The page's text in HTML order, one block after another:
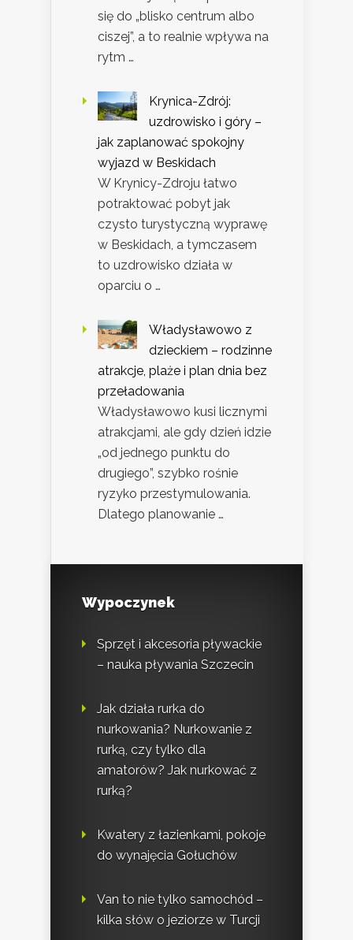
się do „blisko centrum albo
ciszej”, a to realnie wpływa na
rytm …
Krynica-Zdrój:
uzdrowisko i góry –
jak zaplanować spokojny
wyjazd w Beskidach
W Krynicy-Zdroju łatwo
potraktować pobyt jak
czysto turystyczną wyprawę
w Beskidach, a tymczasem
to uzdrowisko działa w
oparciu o …
Władysławowo z
dzieckiem – rodzinne
atrakcje, plaże i plan dnia bez
przeładowania
Władysławowo kusi licznymi
atrakcjami, ale gdy dzień idzie
„od jednego punktu do
drugiego”, szybko rośnie
ryzyko przestymulowania.
Dlatego planowanie …
Wypoczynek
Sprzęt i akcesoria pływackie
– nauka pływania Szczecin
Jak działa rurka do
nurkowania? Nurkowanie z
rurką, czy tylko dla
amatorów? Jak nurkować z
rurką?
Kwatery z łazienkami, pokoje
do wynajęcia Gołuchów
Van to nie tylko samochód –
kilka słów o jeziorze w Turcji